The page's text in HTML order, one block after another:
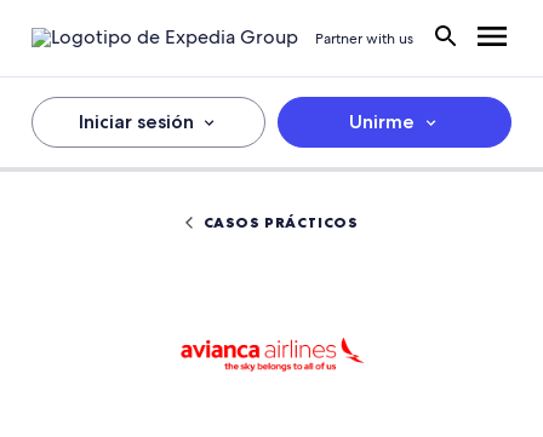
Partner with us
Iniciar sesión Unirme
CASOS PRÁCTICOS